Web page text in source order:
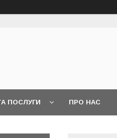
ПОСЛУГИ ПРО НАС